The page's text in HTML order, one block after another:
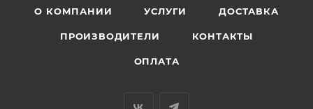
О КОМПАНИИ УСЛУГИ ДОСТАВКА
ПРОИЗВОДИТЕЛИ КОНТАКТЫ
ОПЛАТА